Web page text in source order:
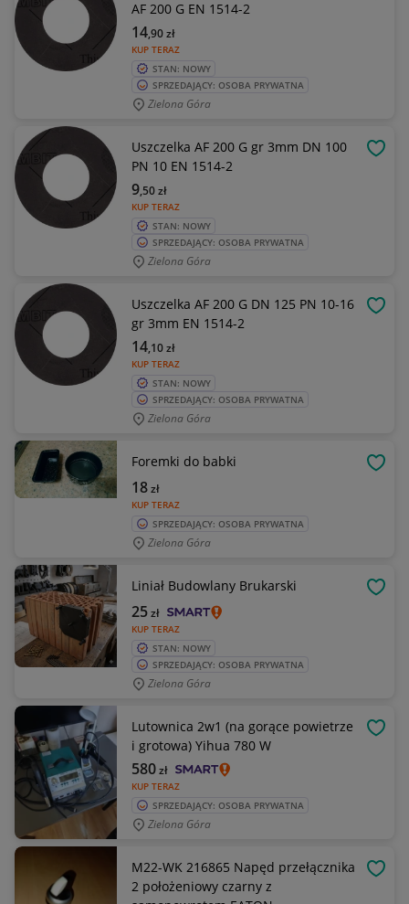
AF 200 G EN 1514-2
KUP TERAZ
14,90zł
STAN: NOWY
SPRZEDAJĄCY: OSOBA PRYWATNA
Zielona Góra
Uszczelka AF 200 G gr 3mm DN 100
PN 10 EN 1514-2
KUP TERAZ
9,50zł
STAN: NOWY
SPRZEDAJĄCY: OSOBA PRYWATNA
Zielona Góra
Uszczelka AF 200 G DN 125 PN 10-16
gr 3mm EN 1514-2
KUP TERAZ
14,10zł
STAN: NOWY
SPRZEDAJĄCY: OSOBA PRYWATNA
Zielona Góra
Foremki do babki
KUP TERAZ
18zł
SPRZEDAJĄCY: OSOBA PRYWATNA
Zielona Góra
Liniał Budowlany Brukarski
KUP TERAZ
25zł
STAN: NOWY
SPRZEDAJĄCY: OSOBA PRYWATNA
Zielona Góra
Lutownica 2w1 (na gorące powietrze
i grotowa) Yihua 780 W
KUP TERAZ
580zł
SPRZEDAJĄCY: OSOBA PRYWATNA
Zielona Góra
M22-WK 216865 Napęd przełącznika
2 położeniowy czarny z